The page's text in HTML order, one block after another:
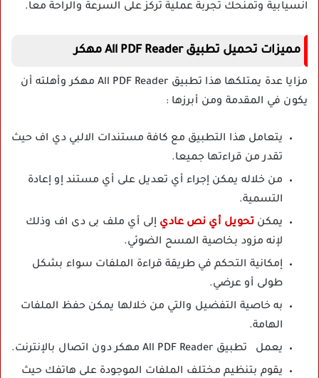
انسيابية وتمنحك تجربة عملية تركز على السرعة والراحة معا.
مميزات تحميل تطبيق All PDF Reader مهكر
مزايا عدة يمتلكها هذا تطبيق All PDF Reader مهكر وأهلته أن
يكون في المقدمة ومن أبرزها :
يتعامل هذا التطبيق مع كافة مستندات الالبي دي اف حيث
تقدر من قراءتها جميعا.
من خلاله يمكن إجراء أي تعديل على أي مستند إو إعادة
التسمية.
يمكن تحويل أي نص عادي إلى أي ملف بى دى اف وذلك
لإنه مزود بخاصية المسح الضوئي.
إمكانية التحكم في طريقة قراءة الملفات سواء بشكل
طولى أو عرضي.
به خاصية التفضيل والتي من خلالها يمكن حفظ الملفات
الهامة.
يعمل تطبيق All PDF Reader مهكر دون اتصال بالإنترنت.
يقوم بتنظيم مختلف الملفات الموجودة على هاتفك حيث